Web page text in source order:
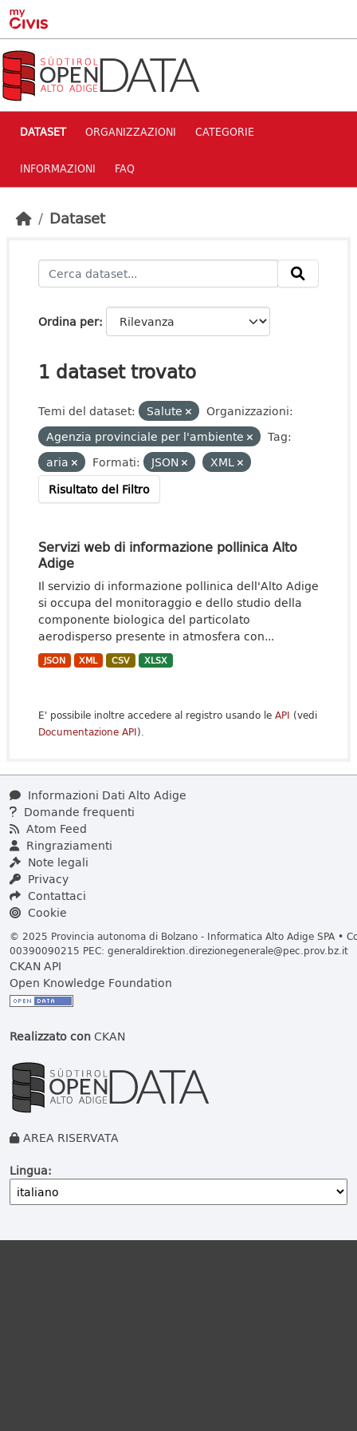
Skip to main content
DATASET ORGANIZZAZIONI CATEGORIE
INFORMAZIONI FAQ
Dataset
Ordina per
1 dataset trovato
Temi del dataset: Salute
Organizzazioni:
Agenzia provinciale per l'ambiente
Tag:
aria
Formati: JSON
XML
Risultato del Filtro
Servizi web di informazione pollinica Alto
Adige
Il servizio di informazione pollinica dell'Alto Adige
si occupa del monitoraggio e dello studio della
componente biologica del particolato
aerodisperso presente in atmosfera con...
JSON XML CSV XLSX
E' possibile inoltre accedere al registro usando le API (vedi
Documentazione API).
Informazioni Dati Alto Adige
Domande frequenti
Atom Feed
Ringraziamenti
Note legali
Privacy
Contattaci
Cookie
© 2025 Provincia autonoma di Bolzano - Informatica Alto Adige SPA •
00390090215 PEC: generaldirektion.direzionegenerale@pec.prov.bz.it
CKAN API
Open Knowledge Foundation
Realizzato conCKAN
AREA RISERVATA
Lingua